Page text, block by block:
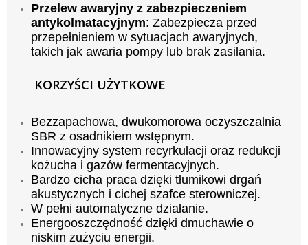
Przelew awaryjny z zabezpieczeniem
antykolmatacyjnym: Zabezpiecza przed
przepełnieniem w sytuacjach awaryjnych,
takich jak awaria pompy lub brak zasilania.
KORZYŚCI UŻYTKOWE
Bezzapachowa, dwukomorowa oczyszczalnia
SBR z osadnikiem wstępnym.
Innowacyjny system recyrkulacji oraz redukcji
kożucha i gazów fermentacyjnych.
Bardzo cicha praca dzięki tłumikowi drgań
akustycznych i cichej szafce sterowniczej.
W pełni automatyczne działanie.
Energooszczędność dzięki dmuchawie o
niskim zużyciu energii.